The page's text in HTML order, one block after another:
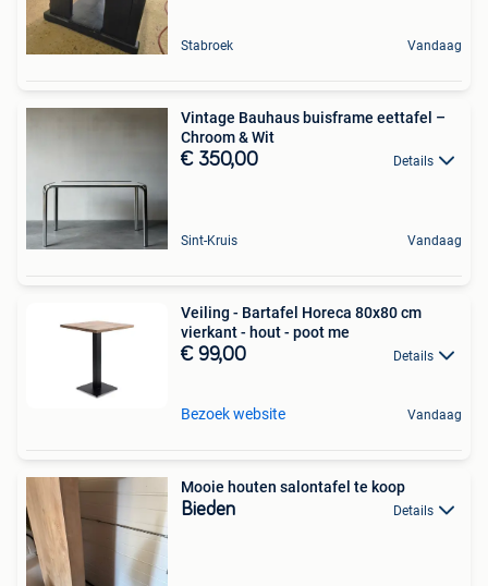
Stabroek Vandaag
Vintage Bauhaus buisframe eettafel –
Chroom & Wit
€ 350,00 Details
Sint-Kruis Vandaag
Veiling - Bartafel Horeca 80x80 cm
vierkant - hout - poot me
€ 99,00 Details
Bezoek website Vandaag
Mooie houten salontafel te koop
Bieden Details